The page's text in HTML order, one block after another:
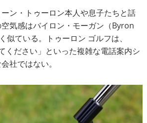
ン・トゥーロン本人や息子たちと話
気感はバイロン・モーガン（Byron
似ている。トゥーロン ゴルフは、
ください」といった複雑な電話案内シ
社ではない。